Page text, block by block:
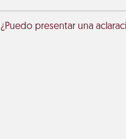
¿Puedo presentar una